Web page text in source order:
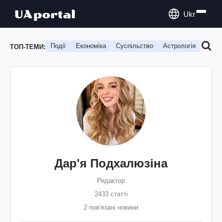
Ukr
ТОП-ТЕМИ: Події Економіка Суспільство Астрологія
Дар'я Подхалюзіна
Редактор
2433 статті
2 пов'язані новини